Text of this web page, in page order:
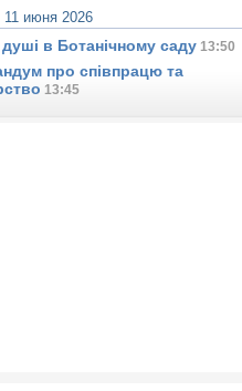
11 июня 2026
душi в Ботанiчному саду 13:50
про співпрацю та
13:45